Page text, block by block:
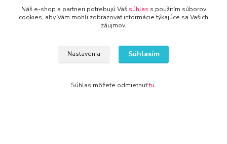
info@kamenik.sk
© 2024 Všetky práva vyhradené KAMENIK.SK
Náš e-shop a partneri potrebujú Váš súhlas s použitím súborov
cookies, aby Vám mohli zobrazovať informácie týkajúce sa Vašich
záujmov.
Nastavenia Súhlasím
Súhlas môžete odmietnuťtu.